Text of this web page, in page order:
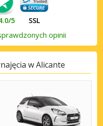
5 SSL
opinii
w Alicante